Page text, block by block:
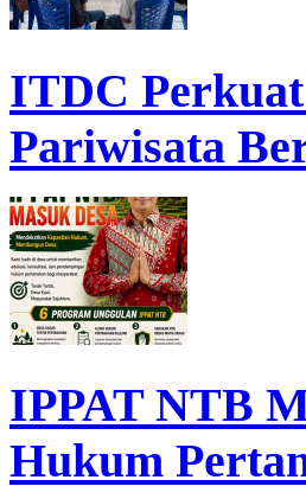
ITDC
Pariwisata
IPPAT NTB
Hukum